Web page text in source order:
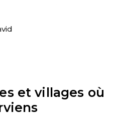
et villages où